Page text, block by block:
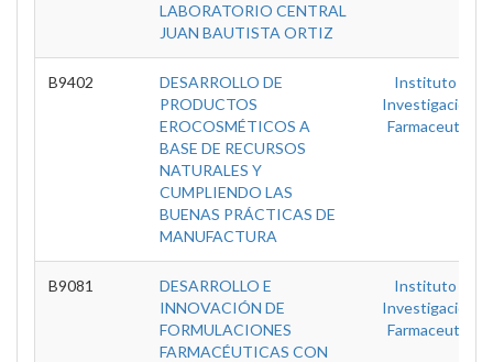
LABORATORIO CENTRAL
JUAN BAUTISTA ORTIZ
B9402
DESARROLLO DE
PRODUCTOS
EROCOSMÉTICOS A
BASE DE RECURSOS
NATURALES Y
CUMPLIENDO LAS
BUENAS PRÁCTICAS DE
MANUFACTURA
Instituto De
Investigaciones
Farmaceuticas
B9081
DESARROLLO E
INNOVACIÓN DE
FORMULACIONES
FARMACÉUTICAS CON
Instituto De
Investigaciones
Farmaceuticas